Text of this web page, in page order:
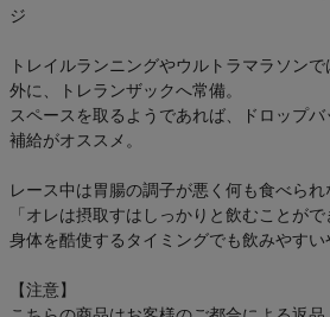
ジ
トレイルランニングやウルトラマラソン
外に、トレランザックへ常備。
スペースを取るようであれば、ドロップ
補給がオススメ。
レース中は胃腸の調子が悪く何も食べら
「オレは摂取すはしっかりと飲むことが
身体を酷使するタイミングでも飲みやすい
【注意】